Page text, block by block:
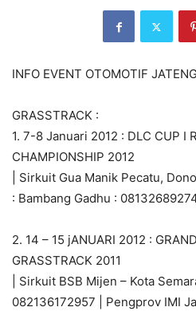
INFO EVENT OTOMOTIF
GRASSTRACK :
1. 7-8 Januari 2012 : DLC CUP I
CHAMPIONSHIP 2012
| Sirkuit Gua Manik Pecatu,
: Bambang Gadhu :
2. 14 – 15 jANUARI 2012 :
GRASSTRACK 2011
| Sirkuit BSB Mijen – Kota
082136172957 | Pengprov IMI